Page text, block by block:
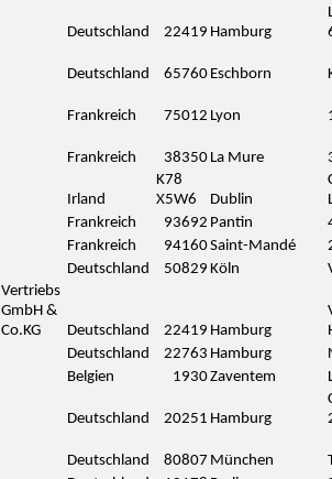
Deutschland 22419 Hamburg
Deutschland 65760 Eschborn
Frankreich 75012 Lyon
Frankreich 38350 La Mure
Irland
K78
X5W6
Dublin
Frankreich 93692 Pantin
Frankreich 94160Saint-Mandé
Deutschland 50829 Köln
Vertriebs
GmbH &
Co.KG
Deutschland 22419 Hamburg
Deutschland 22763 Hamburg
Belgien 1930Zaventem
Deutschland 20251 Hamburg
Deutschland 80807 München